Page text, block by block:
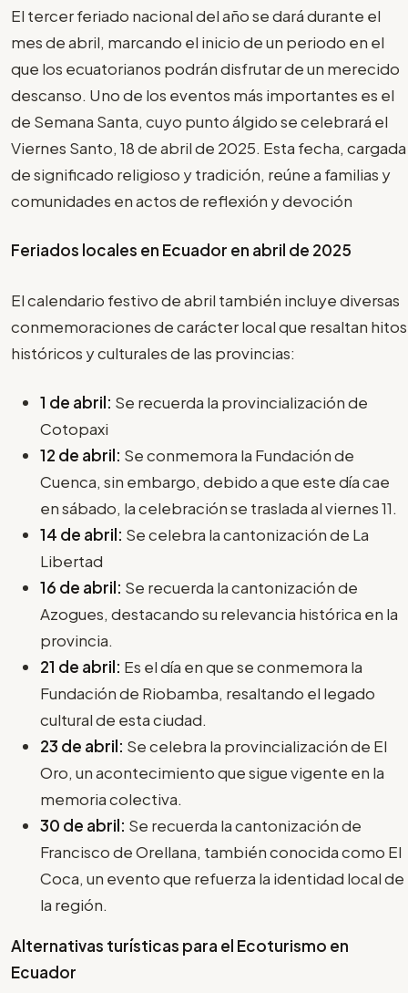
El tercer feriado nacional del año se dará durante el
mes de abril, marcando el inicio de un periodo en el
que los ecuatorianos podrán disfrutar de un merecido
descanso. Uno de los eventos más importantes es el
de Semana Santa, cuyo punto álgido se celebrará el
Viernes Santo, 18 de abril de 2025. Esta fecha, cargada
de significado religioso y tradición, reúne a familias y
comunidades en actos de reflexión y devoción
Feriados locales en Ecuador en abril de 2025
El calendario festivo de abril también incluye diversas
conmemoraciones de carácter local que resaltan hitos
históricos y culturales de las provincias:
1 de abril: Se recuerda la provincialización de
Cotopaxi
12 de abril: Se conmemora la Fundación de
Cuenca, sin embargo, debido a que este día cae
en sábado, la celebración se traslada al viernes 11.
14 de abril: Se celebra la cantonización de La
Libertad
16 de abril: Se recuerda la cantonización de
Azogues, destacando su relevancia histórica en la
provincia.
21 de abril: Es el día en que se conmemora la
Fundación de Riobamba, resaltando el legado
cultural de esta ciudad.
23 de abril: Se celebra la provincialización de El
Oro, un acontecimiento que sigue vigente en la
memoria colectiva.
30 de abril: Se recuerda la cantonización de
Francisco de Orellana, también conocida como El
Coca, un evento que refuerza la identidad local de
la región.
Alternativas turísticas para el Ecoturismo en
Ecuador